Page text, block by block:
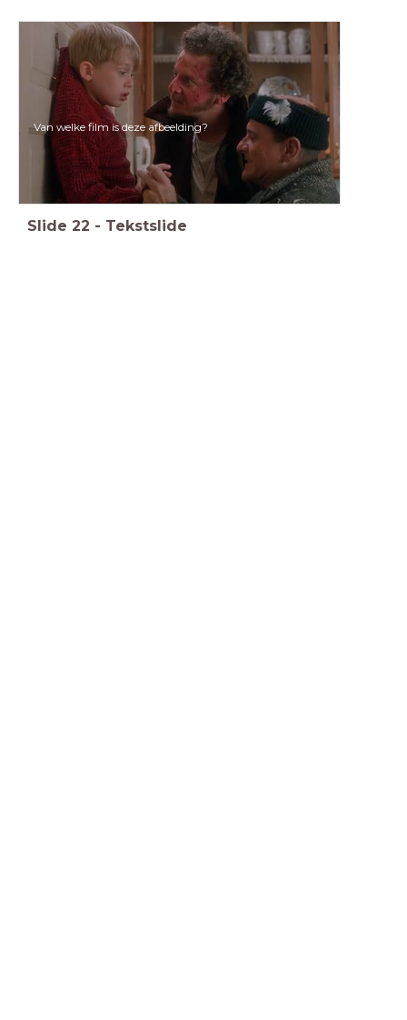
Van welke film is deze afbeelding?
Slide 22 - Tekstslide